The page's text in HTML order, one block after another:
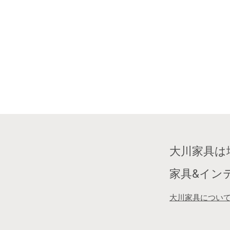
大川家具
家具&イン
大川家具につい